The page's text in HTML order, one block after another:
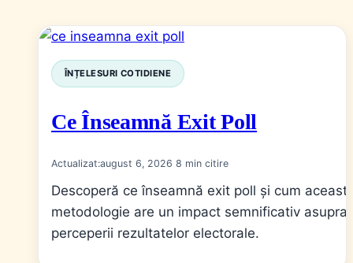
ÎNȚELESURI COTIDIENE
Ce Înseamnă Exit Poll
Actualizat:august 6, 2026 8
Descoperă ce înseamnă exit poll și cum
metodologie are un impact semnificativ asupra
perceperii rezultatelor electorale.